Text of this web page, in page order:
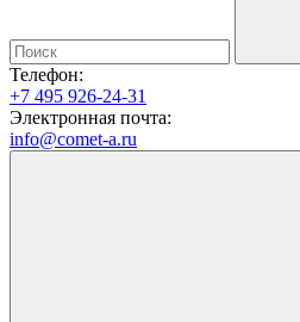
Телефон:
+7 495 926-24-31
Электронная почта:
info@comet-a.ru